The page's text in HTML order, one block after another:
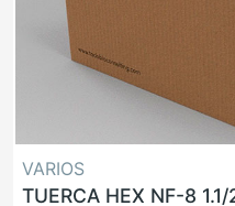
VARIOS
TUERCA HEX NF-8 1.1/